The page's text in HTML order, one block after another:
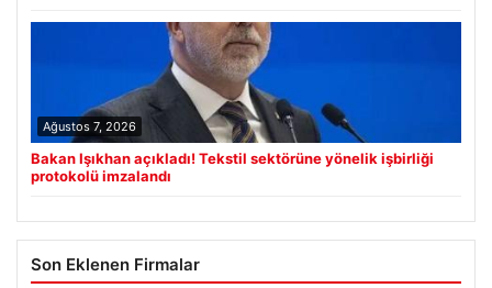
Ağustos 7, 2026
Bakan Işıkhan açıkladı! Tekstil sektörüne yönelik işbirliği
protokolü imzalandı
Son Eklenen Firmalar